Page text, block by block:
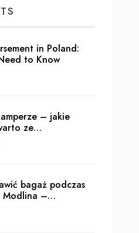
in Poland:
to Know
– jakie
ze…
bagaż podczas
Modlina –…